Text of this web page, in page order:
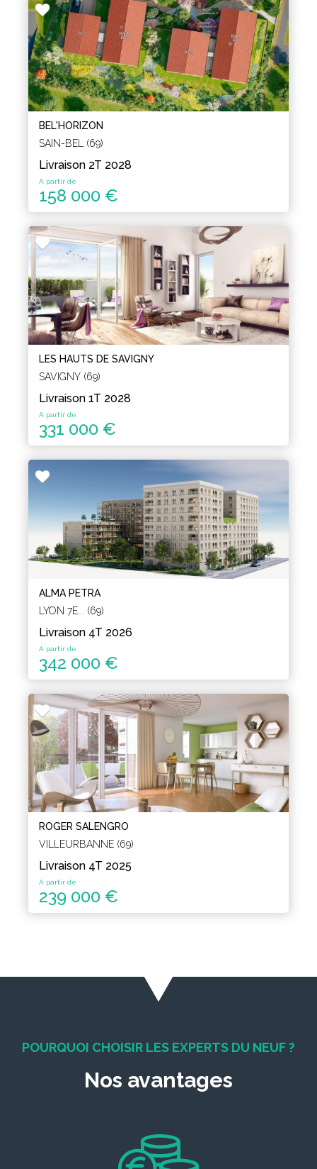
BEL'HORIZON
SAIN-BEL (69)
Livraison 2T 2028
A partir de
158 000 €
LES HAUTS DE SAVIGNY
SAVIGNY (69)
Livraison 1T 2028
A partir de
331 000 €
ALMA PETRA
LYON 7E... (69)
Livraison 4T 2026
A partir de
342 000 €
ROGER SALENGRO
VILLEURBANNE (69)
Livraison 4T 2025
A partir de
239 000 €
POURQUOI CHOISIR LES EXPERTS DU NEUF ?
Nos avantages